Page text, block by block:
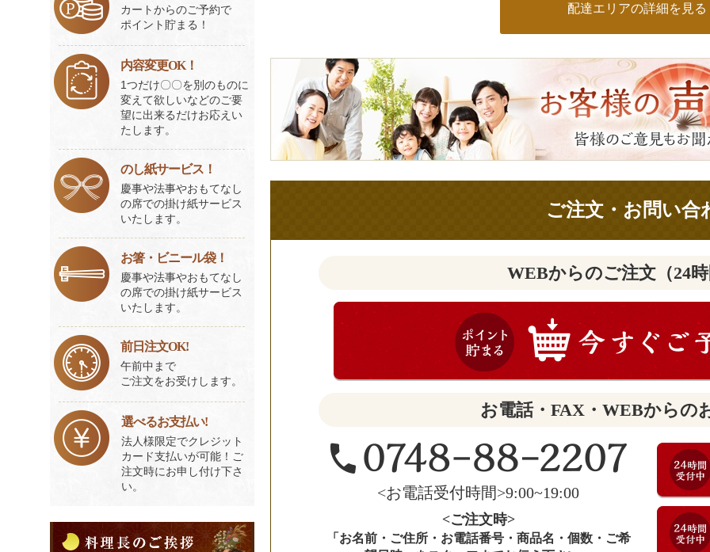
配達エリアの詳細を見る
ご
意
見
も
か
ご注文・お問い合
WEBからのご注文（24時
お電話・FAX・WEBからの
<お電話受付時間>9:00~19:00
<ご注文時>
「お名前・ご住所・お電話番号・商品名・個数・ご希
カートからのご予約で
ポイント貯まる！
内容変更OK！
1つだけ〇〇を別のものに
変えて欲しいなどのご要
望に出来るだけお応えい
たします。
のし紙サービス！
慶事や法事やおもてなし
の席での掛け紙サービス
いたします。
お箸・ビニール袋！
慶事や法事やおもてなし
の席での掛け紙サービス
いたします。
前日注文OK!
午前中まで
ご注文をお受けします。
選べるお支払い!
法人様限定でクレジット
カード支払いが可能！ご
注文時にお申し付け下さ
い。
理